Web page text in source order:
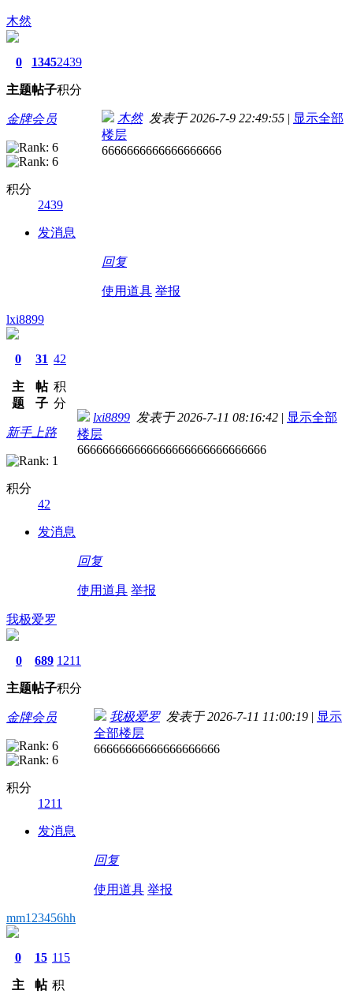
木然
0
主题
1345
帖子
2439
积分
金牌会员
积分
2439
发消息
木然发表于 2026-7-9 22:49:55 | 显示全部
楼层
6666666666666666666
回复
使用道具 举报
lxi8899
0
主
题
31
帖
子
42
积
分
新手上路
积分
42
发消息
lxi8899 发表于 2026-7-11 08:16:42 | 显示全部
楼层
666666666666666666666666666666
回复
使用道具 举报
我极爱罗
0
主题
689
帖子
1211
积分
金牌会员
积分
1211
发消息
我极爱罗发表于 2026-7-11 11:00:19 | 显示
全部楼层
66666666666666666666
回复
使用道具 举报
mm123456hh
0
主
15
帖
115
积